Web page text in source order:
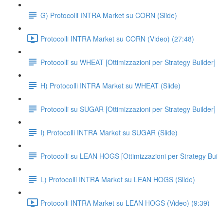
G) Protocolli INTRA Market su CORN (Slide)
Protocolli INTRA Market su CORN (Video) (27:48)
Protocolli su WHEAT [Ottimizzazioni per Strategy Builder]
H) Protocolli INTRA Market su WHEAT (Slide)
Protocolli su SUGAR [Ottimizzazioni per Strategy Builder]
I) Protocolli INTRA Market su SUGAR (Slide)
Protocolli su LEAN HOGS [Ottimizzazioni per Strategy
L) Protocolli INTRA Market su LEAN HOGS (Slide)
Protocolli INTRA Market su LEAN HOGS (Video) (9:39)